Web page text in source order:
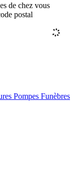
de chez vous
postal
Pompes Funèbres